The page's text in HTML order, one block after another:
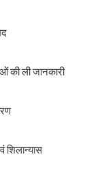
की ली जानकारी
शिलान्यास